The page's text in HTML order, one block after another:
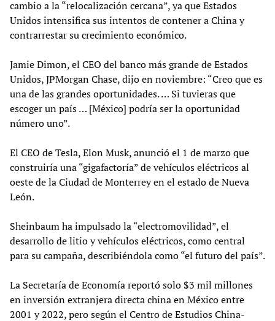
cambio a la “relocalización cercana”, ya que Estados
Unidos intensifica sus intentos de contener a China y
contrarrestar su crecimiento económico.
Jamie Dimon, el CEO del banco más grande de Estados
Unidos, JPMorgan Chase, dijo en noviembre: “Creo que es
una de las grandes oportunidades. … Si tuvieras que
escoger un país … [México] podría ser la oportunidad
número uno”.
El CEO de Tesla, Elon Musk, anunció el 1 de marzo que
construiría una “gigafactoría” de vehículos eléctricos al
oeste de la Ciudad de Monterrey en el estado de Nueva
León.
Sheinbaum ha impulsado la “electromovilidad”, el
desarrollo de litio y vehículos eléctricos, como central
para su campaña, describiéndola como “el futuro del país”.
La Secretaría de Economía reportó solo $3 mil millones
en inversión extranjera directa china en México entre
2001 y 2022, pero según el Centro de Estudios China-